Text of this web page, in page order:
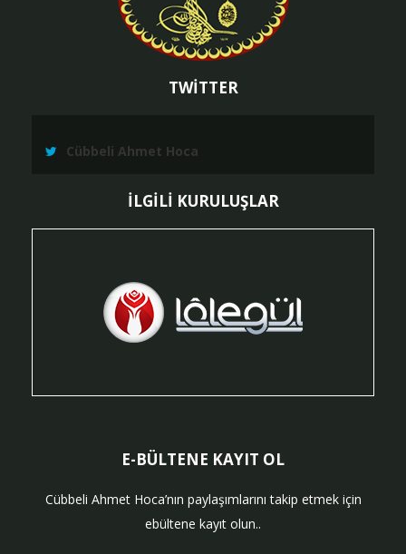
TWİTTER
Cübbeli Ahmet Hoca
İLGİLİ KURULUŞLAR
E-BÜLTENE KAYIT OL
Cübbeli Ahmet Hoca’nın paylaşımlarını takip etmek için
ebültene kayıt olun..